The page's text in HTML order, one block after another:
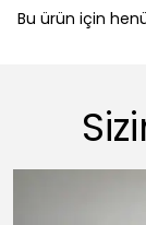
Bu ürün için